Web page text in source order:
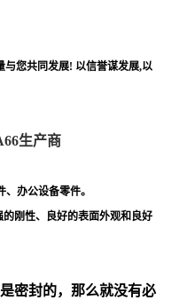
与您共同发展! 以信誉谋发展,以
生产商
办公设备零件。
刚性、良好的表面外观和良好
密封的，那么就没有必